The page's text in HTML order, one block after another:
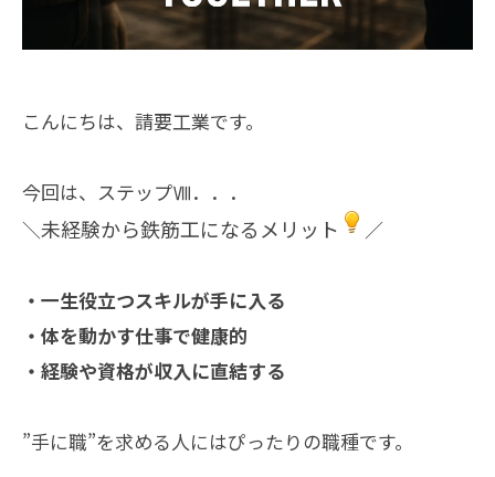
こんにちは、請要工業です。
今回は、ステップⅧ．．．
＼未経験から鉄筋工になるメリット ／
・一生役立つスキルが手に入る
・体を動かす仕事で健康的
・経験や資格が収入に直結する
”手に職”を求める人にはぴったりの職種です。